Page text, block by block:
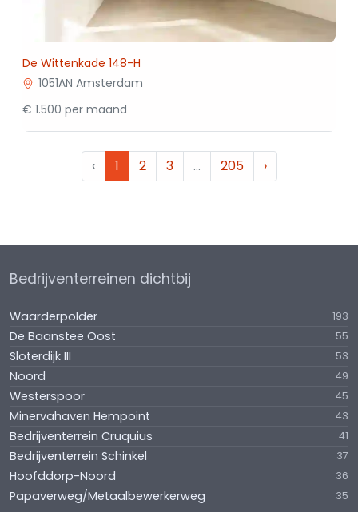
De Wittenkade 148-H
1051AN Amsterdam
€ 1.500 per maand
‹ 1 2 3 … 205 ›
Bedrijventerreinen dichtbij
Waarderpolder 193
De Baanstee Oost 55
Sloterdijk III 53
Noord 49
Westerspoor 45
Minervahaven Hempoint 43
Bedrijventerrein Cruquius 41
Bedrijventerrein Schinkel 37
Hoofddorp-Noord 36
Papaverweg/Metaalbewerkerweg 35